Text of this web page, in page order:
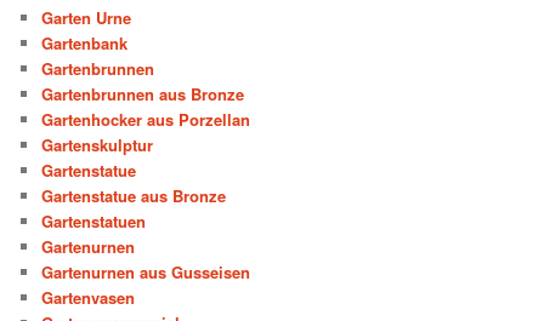
Garten Urne
Gartenbank
Gartenbrunnen
Gartenbrunnen aus Bronze
Gartenhocker aus Porzellan
Gartenskulptur
Gartenstatue
Gartenstatue aus Bronze
Gartenstatuen
Gartenurnen
Gartenurnen aus Gusseisen
Gartenvasen